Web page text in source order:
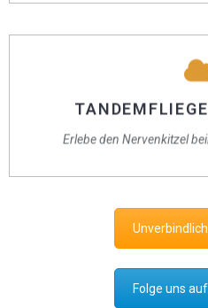
Erlebe den Nervenkitzel
Ein unvergesslicher
den
Folge uns